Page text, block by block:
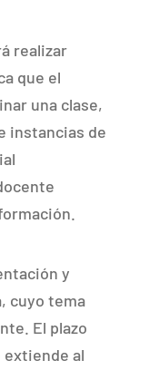
realizar
que el
una clase,
instancias de
y
cuyo tema
El plazo
extiende al